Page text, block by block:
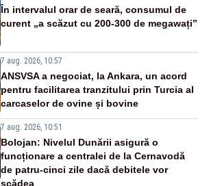
În intervalul orar de seară, consumul de
curent „a scăzut cu 200-300 de megawați”
7 aug. 2026, 10:57
ANSVSA a negociat, la Ankara, un acord
pentru facilitarea tranzitului prin Turcia al
carcaselor de ovine și bovine
7 aug. 2026, 10:51
Bolojan: Nivelul Dunării asigură o
funcționare a centralei de la Cernavodă
de patru-cinci zile dacă debitele vor
scădea